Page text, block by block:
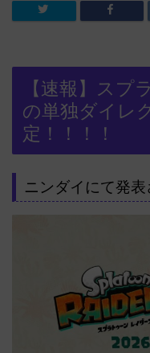
【速報】スプ
の単独ダイレ
定！！！！
ニンダイにて発表